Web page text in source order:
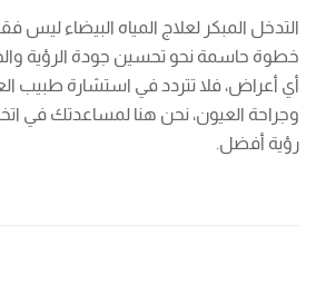
التدخل المبكر لعلاج المياه البيضاء ليس
خطوة حاسمة نحو تحسين جودة الرؤية
أي أعراض، فلا تتردد في استشارة طبيب
وجراحة العيون، نحن هنا لمساعدتك في
رؤية أفضل.